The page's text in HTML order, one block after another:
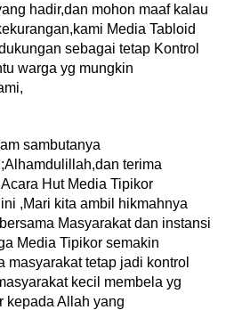
hadir,dan mohon maaf kalau
Media Tabloid
sebagai tetap Kontrol
warga yg mungkin
sambutanya
terima
Hut Media Tipikor
,Mari kita ambil hikmahnya
Masyarakat dan instansi
Media Tipikor semakin
masyarakat tetap jadi kontrol
kecil membela yg
kepada Allah yang